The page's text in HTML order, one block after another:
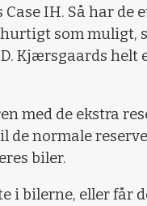
IH. Så har de
som muligt,
Kjærsgaards helt
med de ekstra
normale
biler.
i bilerne, eller får